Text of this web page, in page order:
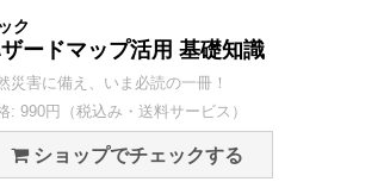
ク
ードマップ活用 基礎知識
災害に備え、いま必読の一冊！
: 990円（税込み・送料サービス）
ショップでチェックする